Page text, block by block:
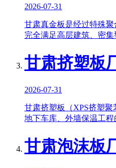
2026-07-31
甘肃真金板是经过特殊
完全满足高层建筑、密
甘肃挤塑板
2026-07-31
甘肃挤塑板（XPS挤塑
地下车库、外墙保温工
甘肃泡沫板